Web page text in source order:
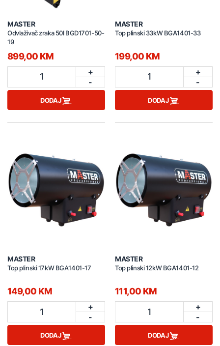
MASTER
Odvlaživač zraka 50l BGD1701-50-
19
899,00 KM
1
+
-
DODAJ
MASTER
Top plinski 33kW BGA1401-33
199,00 KM
1
+
-
DODAJ
MASTER
Top plinski 17kW BGA1401-17
149,00 KM
1
+
-
DODAJ
MASTER
Top plinski 12kW BGA1401-12
111,00 KM
1
+
-
DODAJ